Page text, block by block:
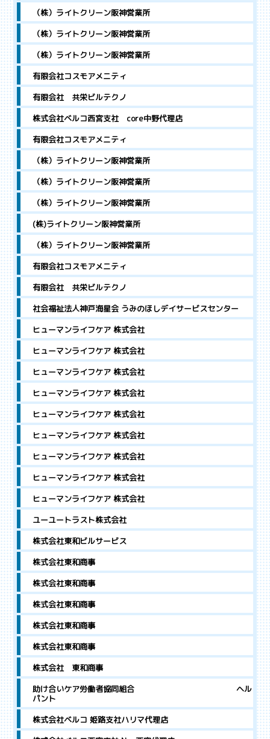
（株）ライトクリーン阪神営業所
（株）ライトクリーン阪神営業所
（株）ライトクリーン阪神営業所
有限会社コスモアメニティ
有限会社 共栄ビルテクノ
株式会社ベルコ西宮支社 core中野代理店
有限会社コスモアメニティ
（株）ライトクリーン阪神営業所
（株）ライトクリーン阪神営業所
（株）ライトクリーン阪神営業所
(株)ライトクリーン阪神営業所
（株）ライトクリーン阪神営業所
有限会社コスモアメニティ
有限会社 共栄ビルテクノ
社会福祉法人神戸海星会 うみのほしデイサービスセンター
ヒューマンライフケア 株式会社
ヒューマンライフケア 株式会社
ヒューマンライフケア 株式会社
ヒューマンライフケア 株式会社
ヒューマンライフケア 株式会社
ヒューマンライフケア 株式会社
ヒューマンライフケア 株式会社
ヒューマンライフケア 株式会社
ヒューマンライフケア 株式会社
ユーユートラスト株式会社
株式会社東和ビルサービス
株式会社東和商事
株式会社東和商事
株式会社東和商事
株式会社東和商事
株式会社東和商事
株式会社 東和商事
助け合いケア労働者協同組合 ヘル
パント
株式会社ベルコ 姫路支社ハリマ代理店